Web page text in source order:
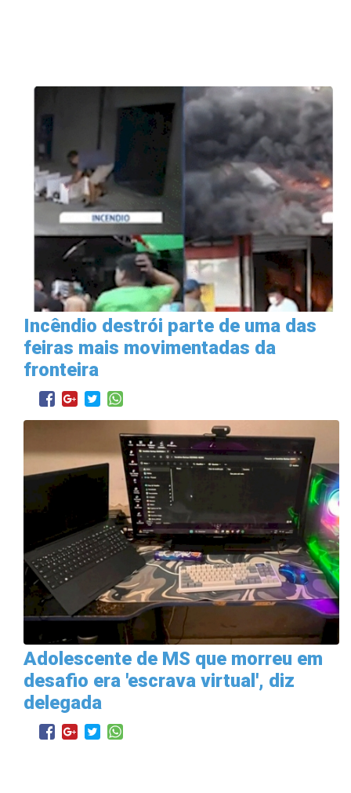
Incêndio destrói parte de uma das
feiras mais movimentadas da
fronteira
Adolescente de MS que morreu em
desafio era 'escrava virtual', diz
delegada